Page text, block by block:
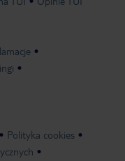
Polityka cookies